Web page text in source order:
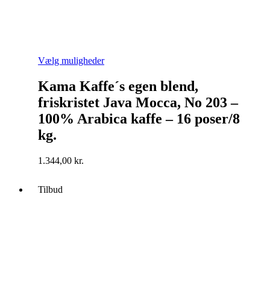
Vælg mulighederDette
har
flere
varianter.
Mulighederne
kan
Kama Kaffe´s egen blend,
friskristet Java Mocca, No 203 –
100% Arabica kaffe – 16 poser/8
kg.
1.344,00 kr.
Tilbud